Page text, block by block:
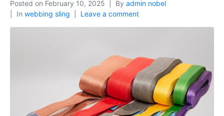
Posted on February 10, 2025 By admin nobel
In webbing sling Leave a comment